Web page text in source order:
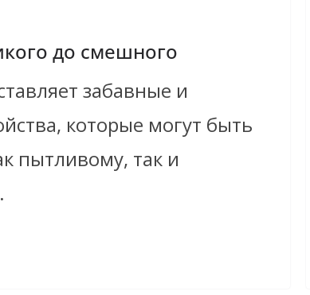
до смешного
забавные и
которые могут быть
пытливому, так и